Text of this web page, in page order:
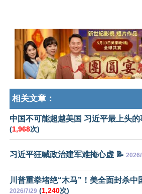
相关文章：
中国不可能超越美国 习近平最上头的
(1,968次)
习近平狂喊政治建军难掩心虚 📝
川普重拳堵绝“木马”！美全面封杀中
2026/7/29 (1,240次)